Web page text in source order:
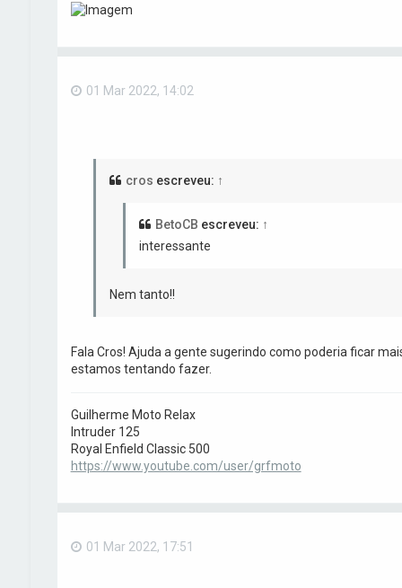
01 Mar 2022, 14:02
cros escreveu: ↑
BetoCB escreveu: ↑
interessante
Nem tanto!!
Fala Cros! Ajuda a gente sugerindo como poderia ficar
estamos tentando fazer.
Guilherme Moto Relax
Intruder 125
Royal Enfield Classic 500
https://www.youtube.com/user/grfmoto
01 Mar 2022, 17:51